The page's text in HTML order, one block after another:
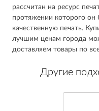
рассчитан на ресурс
протяжении которого он
качественную печать.
лучшим ценам города
доставляем товары по
Другие